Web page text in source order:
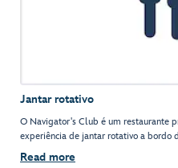
Jantar rotativo
O Navigator's Club é um restaurante
experiência de jantar rotativo a bordo
Read more